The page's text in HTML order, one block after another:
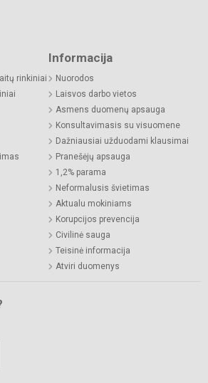
rinkiniai
Informacija
Nuorodos
Laisvos darbo vietos
Asmens duomenų apsauga
Konsultavimasis su visuomene
Dažniausiai užduodami klausimai
Pranešėjų apsauga
1,2% parama
Neformalusis švietimas
Aktualu mokiniams
Korupcijos prevencija
Civilinė sauga
Teisinė informacija
Atviri duomenys